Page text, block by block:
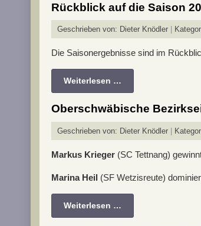
Rückblick auf die Saison
Geschrieben von: Dieter Knödler
Die Saisonergebnisse sind im
Weiterlesen …
Oberschwäbische
Geschrieben von: Dieter Knödler
Markus Krieger (SC Tettnang)
Marina Heil (SF Wetzisreute)
Weiterlesen …